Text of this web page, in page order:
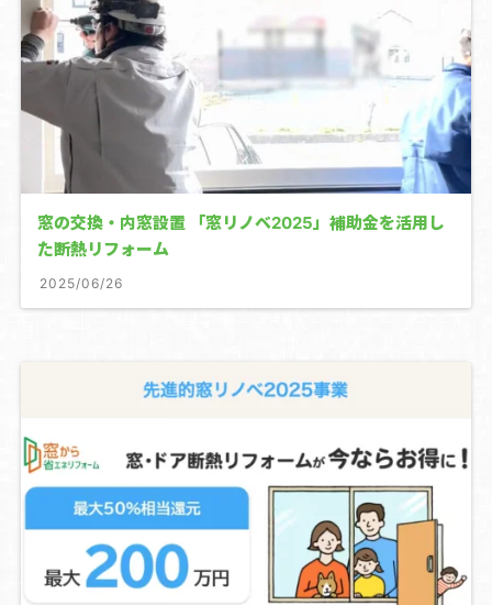
窓の交換・内窓設置 「窓リノベ2025」補助金を活用し
た断熱リフォーム
2025/06/26